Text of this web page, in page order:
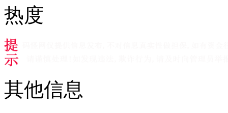
热度
其他信息